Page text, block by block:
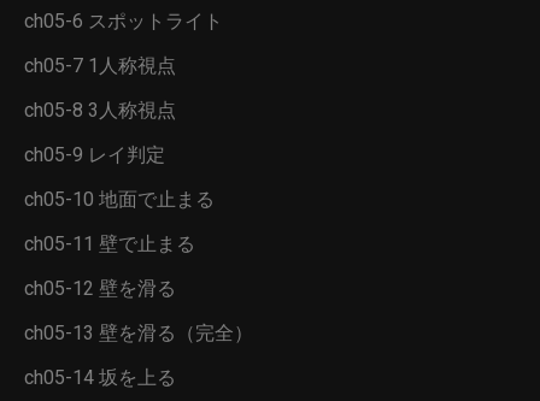
ch05-6 スポットライト
ch05-7 1人称視点
ch05-8 3人称視点
ch05-9 レイ判定
ch05-10 地面で止まる
ch05-11 壁で止まる
ch05-12 壁を滑る
ch05-13 壁を滑る（完全）
ch05-14 坂を上る